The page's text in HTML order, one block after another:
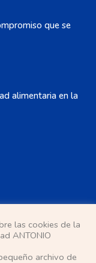
que se
alimentaria en la
las cookies de la
ANTONIO
archivo de